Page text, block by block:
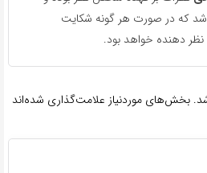
که در صورت هر گونه شکایت
دهنده خواهد بود.
بخش‌های موردنیاز علامت‌گذاری شده‌اند